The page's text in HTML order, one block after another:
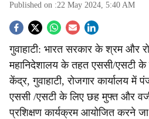
Published on :22 May 2024, 5:40 AM
S
o
c
i
गुवाहाटी: भारत सरकार के श्रम और
महानिदेशालय के तहत एससी/एसटी के
केंद्र, गुवाहाटी, रोजगार कार्यालय में
एससी /एसटी के लिए छह मुफ्त और
प्रशिक्षण कार्यक्रम आयोजित करने जा